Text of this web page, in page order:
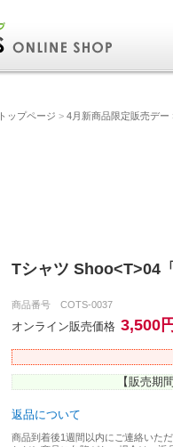
トップページ > 4月新商品限定販売デー
Tシャツ Shoo<T>04
商品番号 COTS-0037
オンライン販売価格 3,500
【販売期
返品について
商品到着後1週間以内にご連絡いた